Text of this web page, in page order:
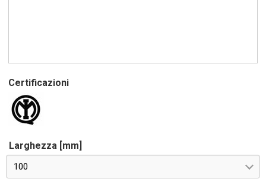
Certificazioni
Larghezza [mm]
100